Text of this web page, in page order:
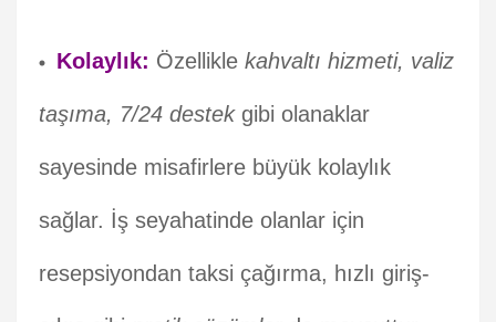
Kolaylık: Özellikle kahvaltı hizmeti, valiz
taşıma, 7/24 destekgibi olanaklar
sayesinde misafirlere büyük kolaylık
sağlar. İş seyahatinde olanlar için
resepsiyondan taksi çağırma, hızlı giriş-